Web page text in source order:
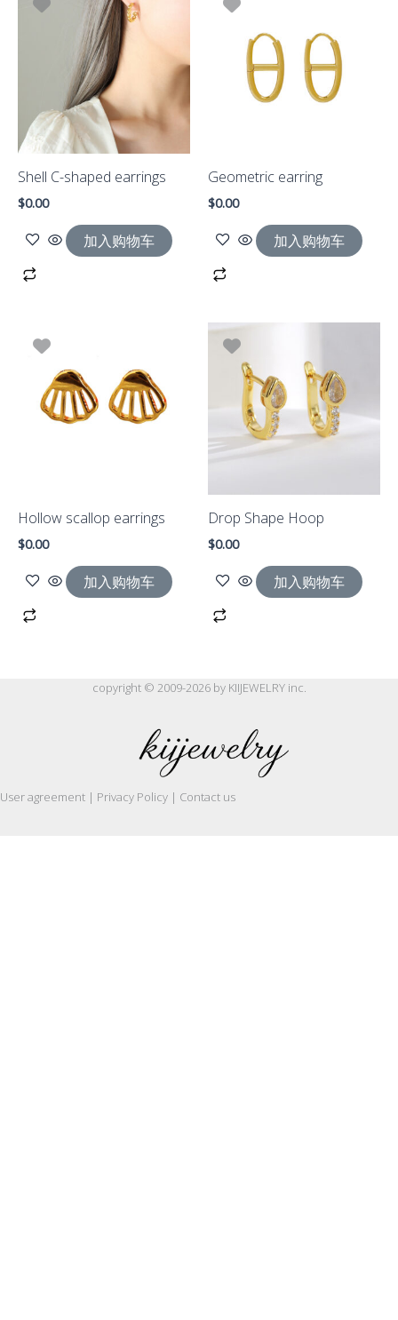
Shell C-shaped earrings
$0.00
加入购物车
Geometric earring
$0.00
加入购物车
Hollow scallop earrings
$0.00
加入购物车
Drop Shape Hoop
$0.00
加入购物车
copyright © 2009-2026 by KIIJEWELRY inc.
User agreement | Privacy Policy | Contact us